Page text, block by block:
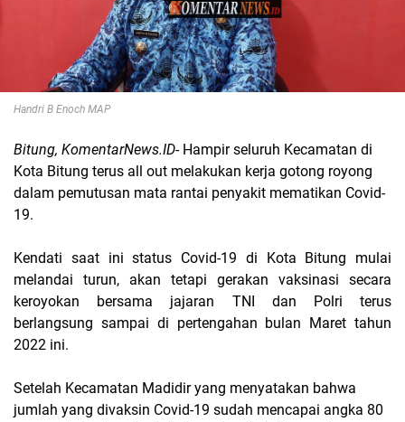
Handri B Enoch MAP
Bitung, KomentarNews.ID- Hampir seluruh Kecamatan di
Kota Bitung terus all out melakukan kerja gotong royong
dalam pemutusan mata rantai penyakit mematikan Covid-
19.
Kendati saat ini status Covid-19 di Kota Bitung mulai
melandai turun, akan tetapi gerakan vaksinasi secara
keroyokan bersama jajaran TNI dan Polri terus
berlangsung sampai di pertengahan bulan Maret tahun
2022 ini.
Setelah Kecamatan Madidir yang menyatakan bahwa
jumlah yang divaksin Covid-19 sudah mencapai angka 80